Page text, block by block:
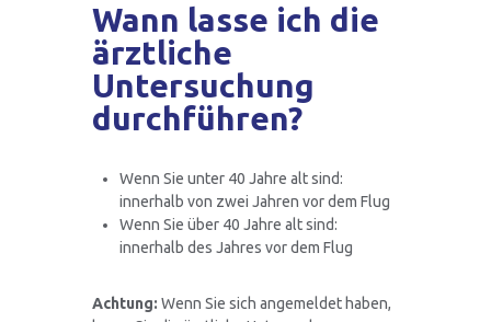
Wann lasse ich die
ärztliche
Untersuchung
durchführen?
Wenn Sie unter 40 Jahre alt sind:
innerhalb von zwei Jahren vor dem Flug
Wenn Sie über 40 Jahre alt sind:
innerhalb des Jahres vor dem Flug
Achtung: Wenn Sie sich angemeldet haben,